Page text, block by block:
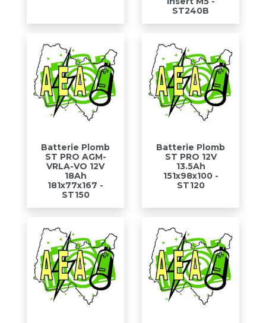
ST240B
Batterie Plomb
ST PRO AGM-
VRLA-VO 12V
18Ah
181x77x167 -
ST150
Batterie Plomb
ST PRO 12V
13.5Ah
151x98x100 -
ST120